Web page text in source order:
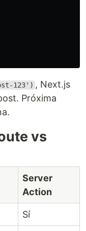
123') , Next.js
Próxima
vs
Server
Action
Sí